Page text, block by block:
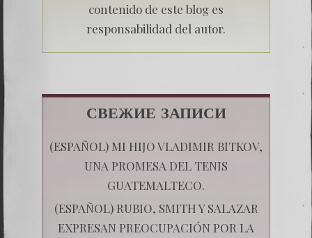
contenido de este blog es
responsabilidad del autor.
СВЕЖИЕ ЗАПИСИ
(ESPAÑOL) MI HIJO VLADIMIR BITKOV,
UNA PROMESA DEL TENIS
GUATEMALTECO.
(ESPAÑOL) RUBIO, SMITH Y SALAZAR
EXPRESAN PREOCUPACIÓN POR LA